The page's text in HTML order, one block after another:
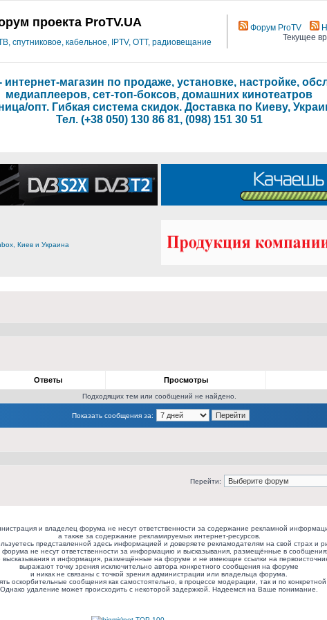
проекта ProTV.UA
спутниковое, кабельное, IPTV, OTT, радиовещание
Форум ProTV
Текущее
интернет-магазин по продаже, установке, настройке,
медиаплееров, сет-топ-боксов, домашних кинотеатров
опт. Гибкая система скидок. Доставка по Киеву,
Тел. (+38 050) 130 86 81, (098) 151 30 51
Ответы Просмотры
Подходящих тем или сообщений не найдено.
Показать сообщения за:
Перейти:
и владелец форума не несут ответственности за содержание рекламной
а также за содержание рекламируемых интернет-ресурсов.
представленной здесь информацией и доверяете рекламодателям на свой страх и
не несут ответственности за информацию и высказывания, размещённые в
высказывания и информация, размещённые на форуме и не имеющие ссылки на
выражают точку зрения исключительно автора конкретного сообщения на форуме
и никак не связаны с точкой зрения администрации или владельца форума.
оскорбительные сообщения как самостоятельно, в процессе модерации, так и по конкретной
Однако удаление может происходить с некоторой задержкой. Надеемся на Ваше понимание.